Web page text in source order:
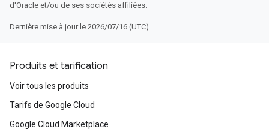
d'Oracle et/ou de ses sociétés affiliées.
Dernière mise à jour le 2026/07/16 (UTC).
Produits et tarification
Voir tous les produits
Tarifs de Google Cloud
Google Cloud Marketplace